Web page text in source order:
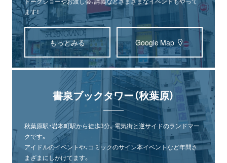
ます！
もっとみる Google Map
書泉ブックタワー（秋葉原）
秋葉原駅・岩本町駅から徒歩3分。電気街と逆サイドのランドマー
クです。
アイドルのイベントや、コミックのサイン本イベントなど年間さ
まざまにしかけてます。